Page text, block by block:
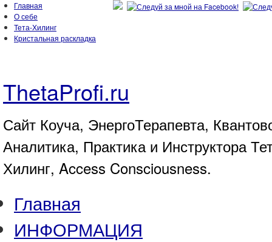
Главная
О себе
Тета-Хилинг
Кристальная раскладка
ThetaProfi.ru
Сайт Коуча, ЭнергоТерапевта,
Аналитика, Практика и Инструктора
Хилинг, Access Consciousness.
Главная
ИНФОРМАЦИЯ